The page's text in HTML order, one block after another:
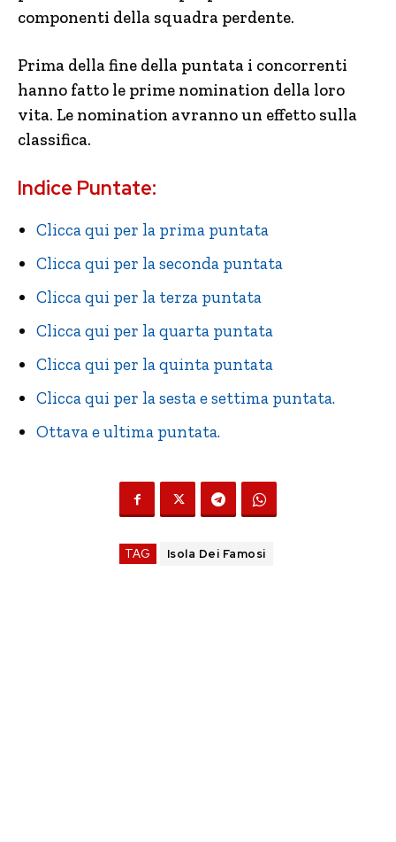
componenti della squadra perdente.
Prima della fine della puntata i concorrenti
hanno fatto le prime nomination della loro
vita. Le nomination avranno un effetto sulla
classifica.
Indice Puntate:
Clicca qui per la prima puntata
Clicca qui per la seconda puntata
Clicca qui per la terza puntata
Clicca qui per la quarta puntata
Clicca qui per la quinta puntata
Clicca qui per la sesta e settima puntata.
Ottava e ultima puntata.
TAG Isola Dei Famosi